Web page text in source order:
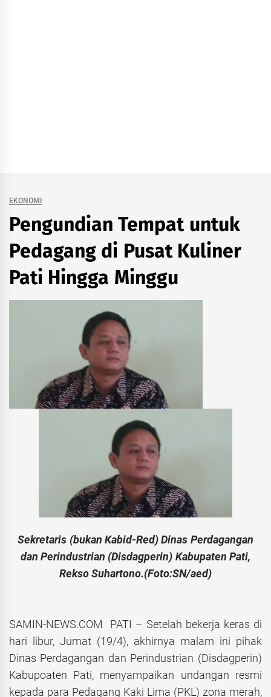
EKONOMI
Pengundian Tempat untuk
Pedagang di Pusat Kuliner
Pati Hingga Minggu
Sekretaris (bukan Kabid-Red) Dinas Perdagangan
dan Perindustrian (Disdagperin) Kabupaten Pati,
Rekso Suhartono.(Foto:SN/aed)
SAMIN-NEWS.COM PATI – Setelah bekerja keras di
hari libur, Jumat (19/4), akhirnya malam ini pihak
Dinas Perdagangan dan Perindustrian (Disdagperin)
Kabupoaten Pati, menyampaikan undangan resmi
kepada para Pedagang Kaki Lima (PKL) zona merah,